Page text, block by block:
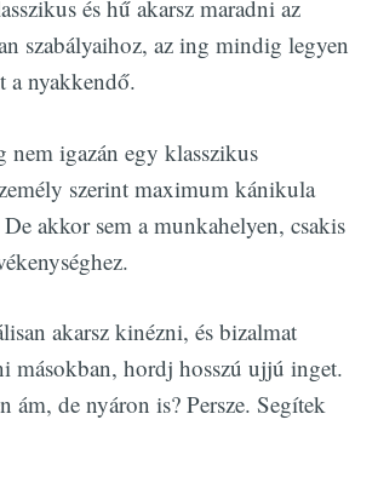
és hű akarsz maradni az
szabályaihoz, az ing mindig legyen
a nyakkendő.
igazán egy klasszikus
szerint maximum kánikula
akkor sem a munkahelyen, csakis
akarsz kinézni, és bizalmat
másokban, hordj hosszú ujjú inget.
de nyáron is? Persze. Segítek